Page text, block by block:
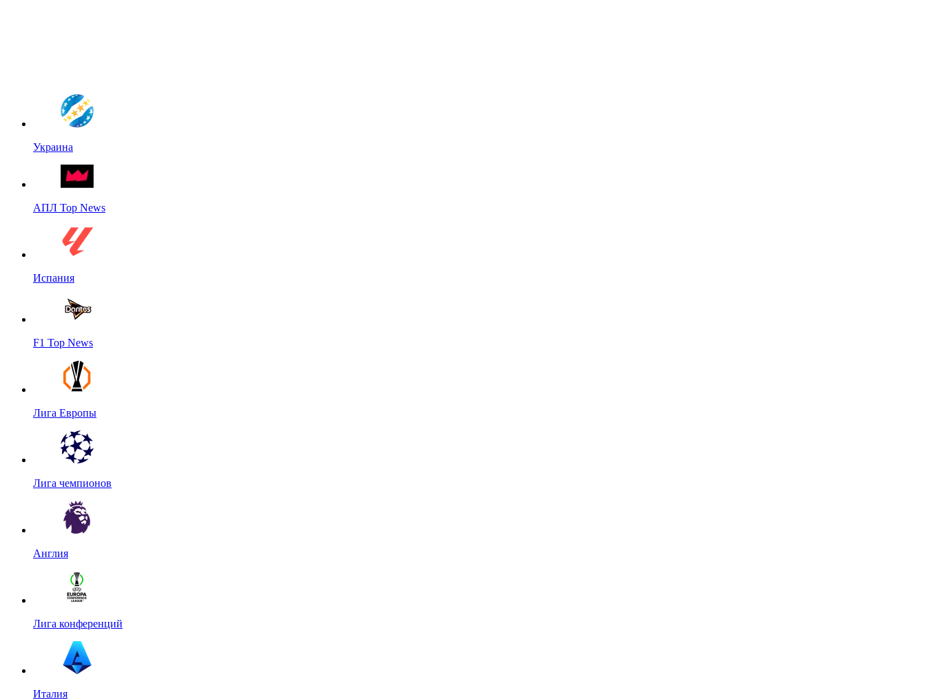
Украина
АПЛ Top News
Испания
F1 Top News
Лига Европы
Лига чемпионов
Англия
Лига конференций
Италия